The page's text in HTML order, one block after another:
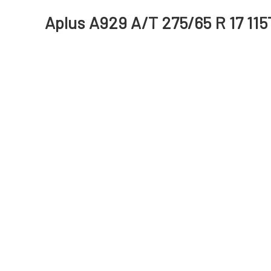
Aplus A929 A/T 275/65 R 17